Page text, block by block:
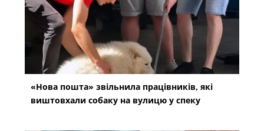
«Нова пошта» звільнила працівників, які
виштовхали собаку на вулицю у спеку